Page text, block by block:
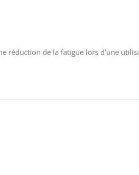
réduction de la fatigue lors d’une